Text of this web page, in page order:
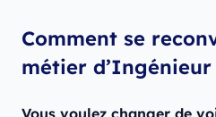
Comment se
métier
Vous voulez changer de